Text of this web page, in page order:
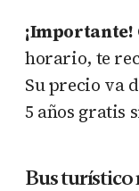
¡Importante!
horario, te
Su precio va
5 años gratis
Bus